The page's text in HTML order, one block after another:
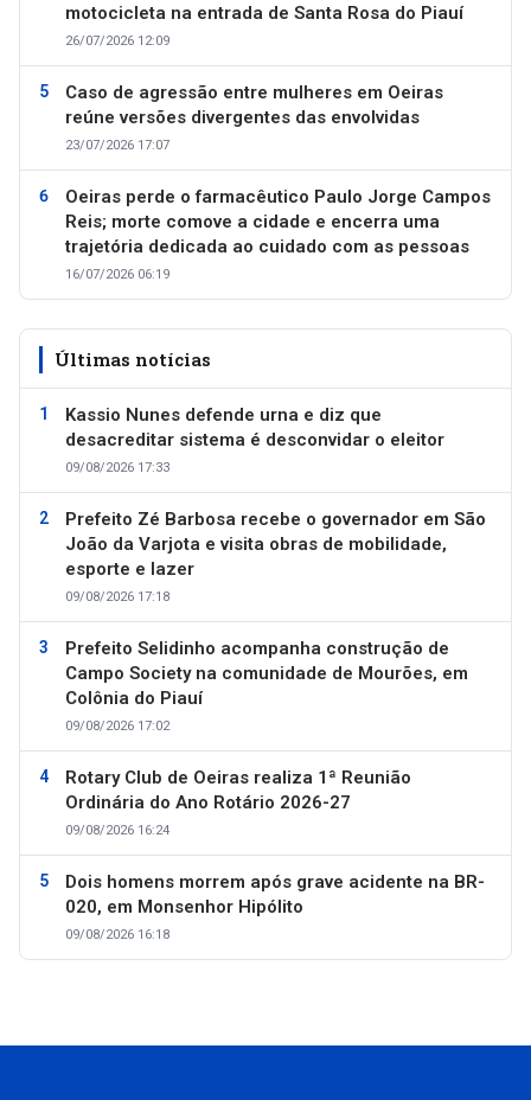
motocicleta na entrada de Santa Rosa do Piauí
26/07/2026 12:09
Caso de agressão entre mulheres em Oeiras
reúne versões divergentes das envolvidas
23/07/2026 17:07
Oeiras perde o farmacêutico Paulo Jorge Campos
Reis; morte comove a cidade e encerra uma
trajetória dedicada ao cuidado com as pessoas
16/07/2026 06:19
Últimas notícias
Kassio Nunes defende urna e diz que
desacreditar sistema é desconvidar o eleitor
09/08/2026 17:33
Prefeito Zé Barbosa recebe o governador em São
João da Varjota e visita obras de mobilidade,
esporte e lazer
09/08/2026 17:18
Prefeito Selidinho acompanha construção de
Campo Society na comunidade de Mourões, em
Colônia do Piauí
09/08/2026 17:02
Rotary Club de Oeiras realiza 1ª Reunião
Ordinária do Ano Rotário 2026-27
09/08/2026 16:24
Dois homens morrem após grave acidente na BR-
020, em Monsenhor Hipólito
09/08/2026 16:18